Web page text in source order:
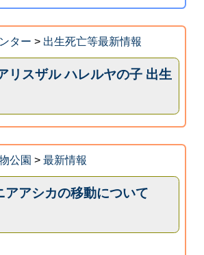
ター > 出生死亡等最新情報
リスザル ハレルヤの子 出生
公園 > 最新情報
アアシカの移動について